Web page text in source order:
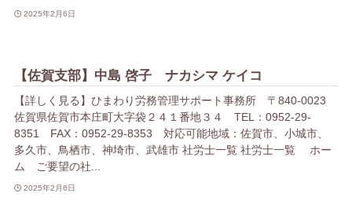
2025年2月6日
【佐賀支部】中島 啓子 ナカシマ ケイコ
【詳しく見る】ひまわり労務管理サポート事務所 〒840-0023
佐賀県佐賀市本庄町大字袋２４１番地３４ TEL：0952-29-
8351 FAX：0952-29-8353 対応可能地域：佐賀市、小城市、
多久市、鳥栖市、神埼市、武雄市 社労士一覧 社労士一覧 ホー
ム ご要望の社...
2025年2月6日